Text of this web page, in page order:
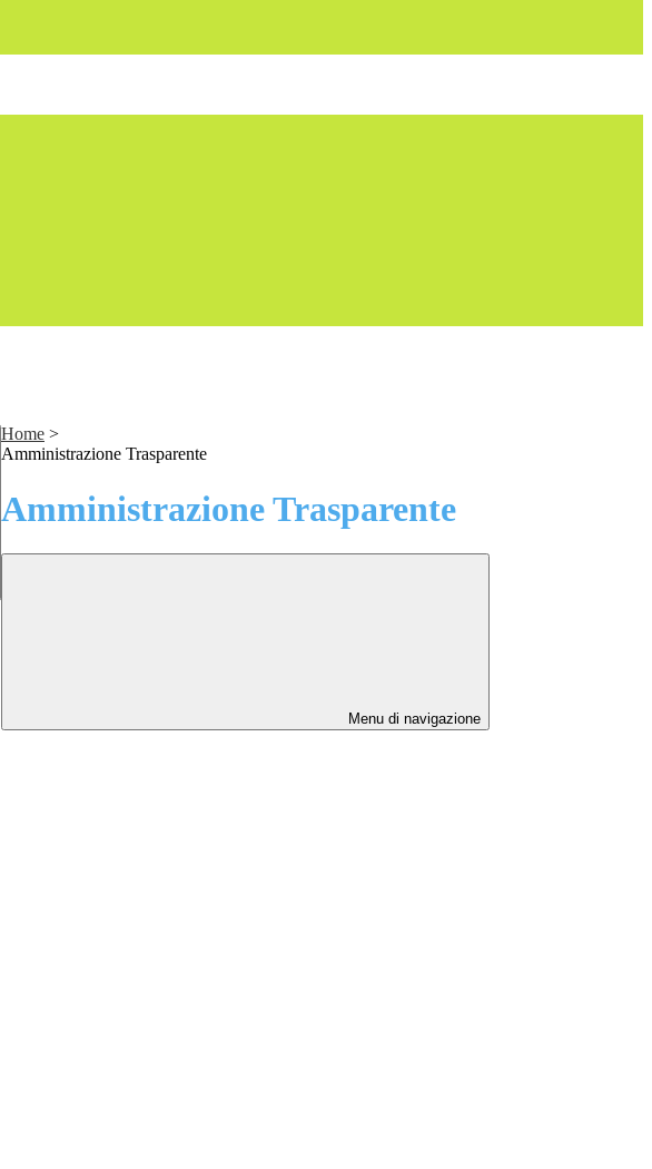
Home >
Amministrazione Trasparente
Amministrazione Trasparente
Menu di navigazione